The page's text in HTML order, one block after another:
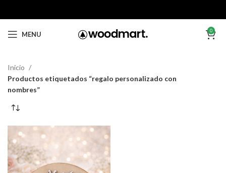
MENU 0
Inicio
Productos etiquetados “regalo personalizado con
nombres”